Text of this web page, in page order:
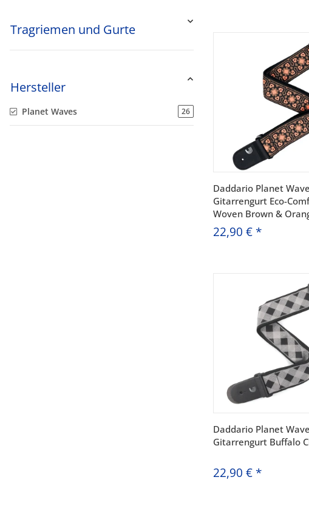
Daddario Planet
Gitarrengurt Eco-
Woven Brown &
22,90 € *
Daddario Planet
Gitarrengurt Buffalo
22,90 € *
Tragriemen und Gurte
Hersteller
Planet Waves 26